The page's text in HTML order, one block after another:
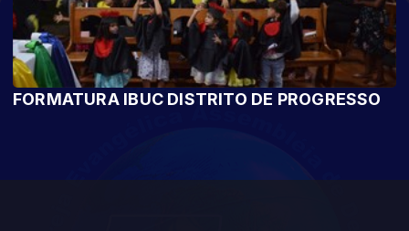
FORMATURA IBUC DISTRITO DE PROGRESSO